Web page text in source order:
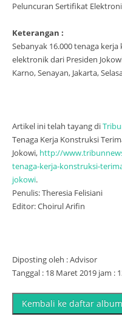
Peluncuran Sertifikat
Keterangan :
Sebanyak 16.000 tenaga
elektronik dari Presiden
Karno, Senayan, Jakarta,
Artikel ini telah tayang di
Tenaga Kerja Konstruksi
Jokowi, http://
tenaga-kerja-konstruksi-
jokowi.
Penulis: Theresia Felisiani
Editor: Choirul Arifin
Diposting oleh : Advisor
Tanggal : 18 Maret 2019 jam :
Kembali ke daftar album